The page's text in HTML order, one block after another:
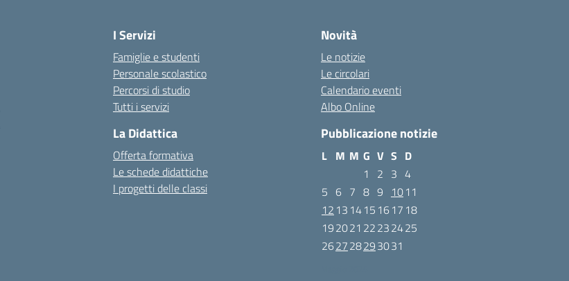
I Servizi
Famiglie e studenti
Personale scolastico
Percorsi di studio
Tutti i servizi
La Didattica
Offerta formativa
Le schede didattiche
I progetti delle classi
Novità
Le notizie
Le circolari
Calendario eventi
Albo Online
Pubblicazione notizie
L M M G V S D
1
2 3 4
5 6 7 8 9 1011
12 13 1415 1617 18
192021 22232425
262728293031